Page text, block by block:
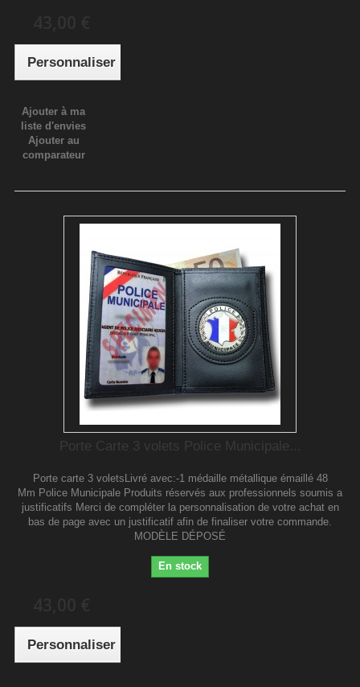
Personnaliser
Ajouter à ma
liste d'envies
Ajouter au
comparateur
Porte Carte 3 volets Police Municipale...
Porte carte 3 voletsLivré avec:-1 médaille métallique émaillé 48
Mm Police Municipale Produits réservés aux professionnels soumis a
justificatifs Merci de compléter la personnalisation de votre achat en
bas de page avec un justificatif afin de finaliser votre commande.
MODÈLE DÉPOSÉ
En stock
Personnaliser